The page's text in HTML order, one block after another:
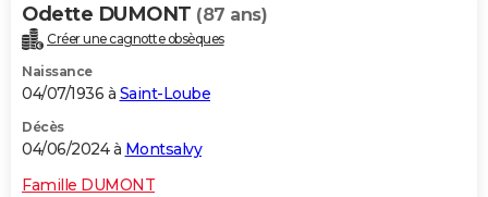
Odette DUMONT (87 ans)
Créer une cagnotte obsèques
Naissance
04/07/1936 à Saint-Loube
Décès
04/06/2024 à Montsalvy
Famille DUMONT